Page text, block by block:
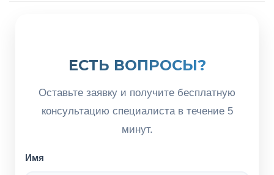
ЕСТЬ ВОПРОСЫ?
Оставьте заявку и получите бесплатную
консультацию специалиста в течение 5
минут.
Имя